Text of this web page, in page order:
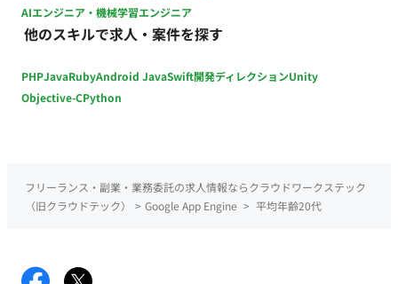
AIエンジニア・機械学習エンジニア
他のスキルで求人・案件を探す
PHPJavaRubyAndroid JavaSwift開発ディレクションUnity
Objective-CPython
フリーランス・副業・業務委託の求人情報ならクラウドワークステック
（旧クラウドテック）
> Google App Engine > 平均年齢20代